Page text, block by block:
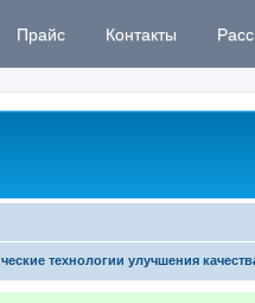
Прайс Контакты
технологии улучшения